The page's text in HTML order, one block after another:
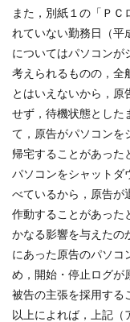
また，別紙１の「ＰＣ
れていない勤務日（平
についてはパソコンが
考えられるものの，全
とはいえないから，原
せず，待機状態とした
て，原告がパソコンを
帰宅することがあった
パソコンをシャットダ
べているから，原告が
作動することがあった
かなる影響を与えたの
にあった原告のパソコ
め，開始・停止ログが
被告の主張を採用する
以上によれば，上記（